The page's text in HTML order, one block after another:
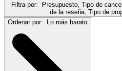
Filtra por: Presupuesto, Tipo de
de la reseña, Tipo de
Ordenar por: Lo más barato